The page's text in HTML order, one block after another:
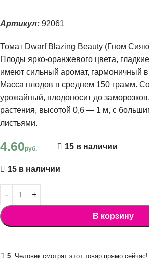
Артикул: 92061
Томат Dwarf Blazing Beauty (Гном
Плоды ярко-оранжевого цвета,
имеют сильный аромат, гармоничный
Масса плодов в среднем 150 грамм.
урожайный, плодоносит до
растения, высотой 0,6 — 1 м, с
листьями.
4.60руб. 15 в наличии
15 в наличии
В корзину
5 Человек смотрят этот товар прямо сейчас!